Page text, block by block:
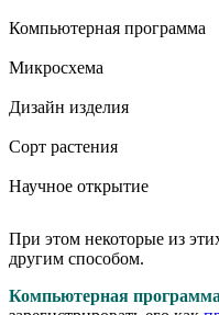
Компьютерная программа
Микросхема
Дизайн изделия
Сорт растения
Научное открытие
При этом некоторые из
другим способом.
Компьютерная программа